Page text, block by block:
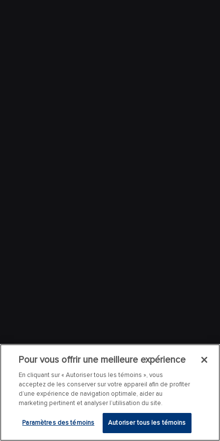
Pour vous offrir une meilleure expérience
En cliquant sur « Autoriser tous les témoins », vous
acceptez de les conserver sur votre appareil afin de profiter
d’une expérience de navigation optimale, aider au
marketing pertinent et analyser l’utilisation du site.
Paramètres des témoins Autoriser tous les témoins